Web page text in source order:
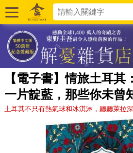
【電子書】情旅土耳其
一片靛藍，那些你未曾
土耳其不只有熱氣球和冰淇淋，聽聽萊拉